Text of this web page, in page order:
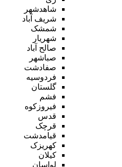
شاهدشهر
شریف آباد
شمشک
شهریار
صالح آباد
صباشهر
صفادشت
فردوسیه
گلستان
فشم
فیروزکوه
قدس
قرچک
قیامدشت
کهریزک
کیلان
لواسان